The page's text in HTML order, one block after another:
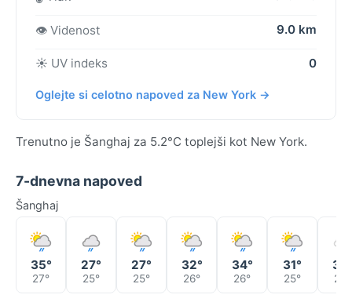
👁️ Videnost 9.0 km
☀️ UV indeks 0
Oglejte si celotno napoved za New York →
Trenutno je Šanghaj za 5.2°C toplejši kot New York.
7-dnevna napoved
Šanghaj
35°
27°
27°
25°
27°
25°
32°
26°
34°
26°
31°
25° 23°